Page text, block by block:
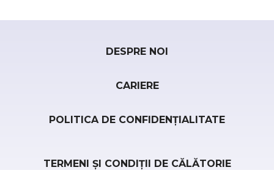
DESPRE NOI
CARIERE
POLITICA DE CONFIDENȚIALITATE
TERMENI ȘI CONDIȚII DE CĂLĂTORIE